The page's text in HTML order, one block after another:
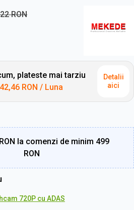
RON
plateste mai tarziu
42,46 RON / Luna
Detalii
aici
la comenzi de minim 499
RON
720P cu ADAS